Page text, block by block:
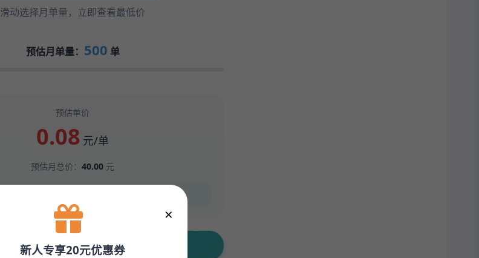
滑动选择月单量，立即查看最低价
预估月单量： 500 单
预估单价
0.08 元/单
预估月总价： 40.00 元
立即按此价格下单 →
×
新人专享20元优惠券